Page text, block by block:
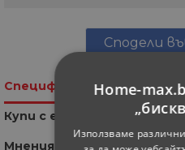
Сподели
Спецификация
Купи с един клик
Мнения
Home-
Използваме